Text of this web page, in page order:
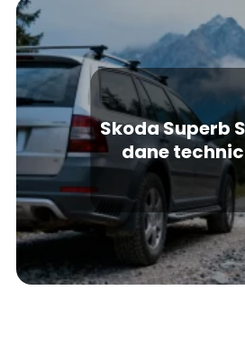
Skoda Superb
dane
wyposażenie,